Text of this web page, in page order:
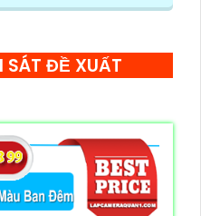
SÁT ĐỀ XUẤT